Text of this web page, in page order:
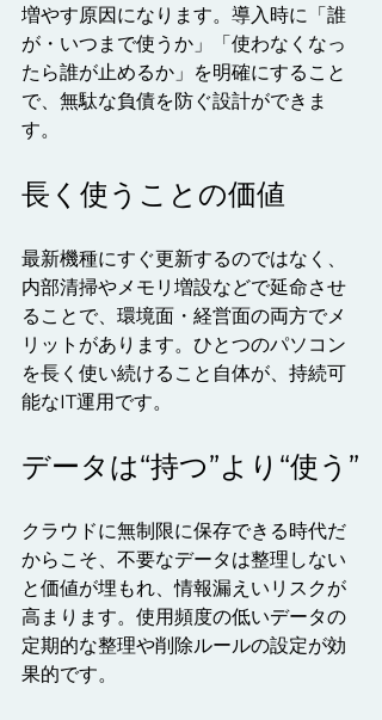
増やす原因になります。導入時に「誰
が・いつまで使うか」「使わなくなっ
たら誰が止めるか」を明確にすること
で、無駄な負債を防ぐ設計ができま
す。
長く使うことの価値
最新機種にすぐ更新するのではなく、
内部清掃やメモリ増設などで延命させ
ることで、環境面・経営面の両方でメ
リットがあります。ひとつのパソコン
を長く使い続けること自体が、持続可
能なIT運用です。
データは“持つ”より“使う”
クラウドに無制限に保存できる時代だ
からこそ、不要なデータは整理しない
と価値が埋もれ、情報漏えいリスクが
高まります。使用頻度の低いデータの
定期的な整理や削除ルールの設定が効
果的です。